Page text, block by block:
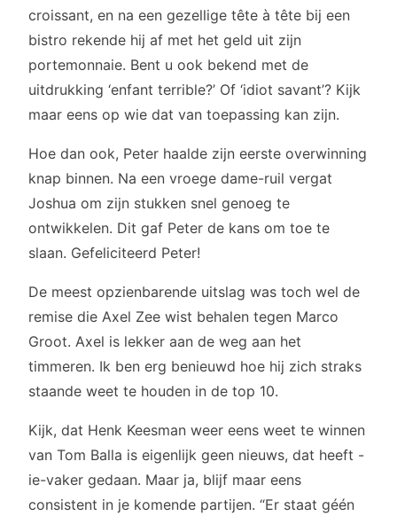
croissant, en na een gezellige tête à tête bij een
bistro rekende hij af met het geld uit zijn
portemonnaie. Bent u ook bekend met de
uitdrukking ‘enfant terrible?’ Of ‘idiot savant’? Kijk
maar eens op wie dat van toepassing kan zijn.
Hoe dan ook, Peter haalde zijn eerste overwinning
knap binnen. Na een vroege dame-ruil vergat
Joshua om zijn stukken snel genoeg te
ontwikkelen. Dit gaf Peter de kans om toe te
slaan. Gefeliciteerd Peter!
De meest opzienbarende uitslag was toch wel de
remise die Axel Zee wist behalen tegen Marco
Groot. Axel is lekker aan de weg aan het
timmeren. Ik ben erg benieuwd hoe hij zich straks
staande weet te houden in de top 10.
Kijk, dat Henk Keesman weer eens weet te winnen
van Tom Balla is eigenlijk geen nieuws, dat heeft -
ie-vaker gedaan. Maar ja, blijf maar eens
consistent in je komende partijen. “Er staat géén